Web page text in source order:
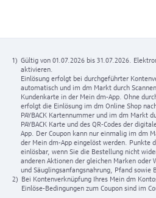
1) Gültig von 01.07.2026 bis 31.07.2026.
aktivieren.
Einlösung erfolgt bei durchgeführter
automatisch und im dm Markt durch
Kundenkarte in der Mein dm-App. Ohne
erfolgt die Einlösung im dm Online Shop
PAYBACK Kartennummer und im dm Markt
PAYBACK Karte und des QR-Codes der
App. Der Coupon kann nur einmalig im dm
der Mein dm-App eingelöst werden. Punkte
einlösbar, wenn Sie die Bestellung nicht
anderen Aktionen der gleichen Marken oder
und Säuglingsanfangsnahrung, Pfand sowie
2)
Bei Kontenverknüpfung Ihres Mein dm
Einlöse-Bedingungen zum Coupon sind im